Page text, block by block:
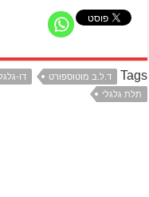
ד.ל.ב מוטוספורט דו-גלגלי
גלגלי